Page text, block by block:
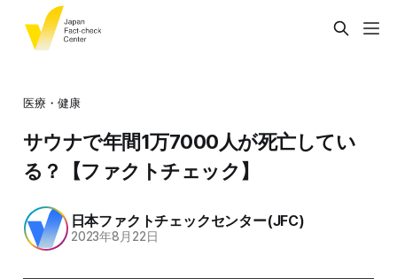
医療・健康
サウナで年間1万7000人が死亡してい
る？【ファクトチェック】
日本ファクトチェックセンター(JFC)
2023年8月22日